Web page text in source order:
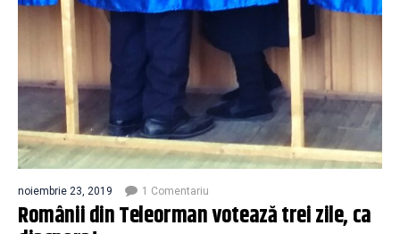
noiembrie 23, 2019 1 Comentariu
Românii din Teleorman votează trei zile, ca